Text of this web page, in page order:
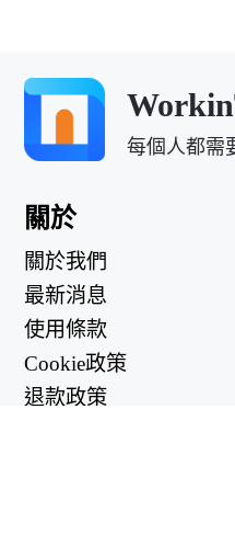
每個人都需
關於
關於我們
最新消息
使用條款
Cookie政策
退款政策